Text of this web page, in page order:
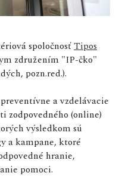
spoločnosťTipos
združením "IP-čko"
pozn.red.).
a vzdelávacie
zodpovedného (online)
výsledkom sú
a kampane, ktoré
hranie,
pomoci.